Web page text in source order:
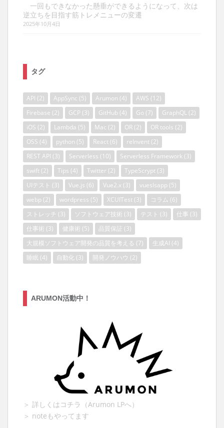
一回もできなかった懸垂ができるようになって、次は
逆立ちを目指す筋トレメニューの変遷
2025年10月4日
タグ
API (2) AppSync (5) Arumon (4) AWS (12)
Firebase (2) GCP (3) GitHub (4) Go (7) GraphQL (2)
iOS (2) Lambda (5) Mac (2) OR (2) OR tools (2)
OSS (4) python (5) React (6) reInvent (2)
REST API (3) Serverless (10) Serverless Framework (3)
swift (2) Tips (4) Twitter (2) TypeScrypt (3)
UIテスト (3) Vue.js (6) Vue2.x (3) vueslsapp (5)
webp (2) wordpress (5) XCUITest (3) コラム (6)
ストレッチ (3) ソフトウェア技術 (3) テスト (3) 仕事 (3)
仕事術 (3) 健康術 (5) 品質保証 (3)
大規模ソフトウェア開発の品質を考える (7) 生成AI (4)
睡眠 (4) 自動化 (3) 開発ノウハウ (2)
ARUMON活動中！
＞ 詳しくはコチラ（Arumon LPへ）
＞ noteもやってます